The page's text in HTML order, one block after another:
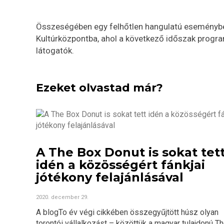
Összeségében egy felhőtlen hangulatú
Kultúrközpontba, ahol a következő időszak
látogatók.
Ezeket olvastad már?
A The Box Donut is sokat
idén a közösségért fánkjai
jótékony felajánlásával
2020. december 29.
A blogTo év végi cikkében összegyűjtött húsz olyan